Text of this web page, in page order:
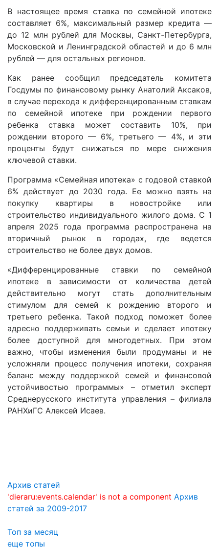
В настоящее время ставка по семейной ипотеке
составляет 6%, максимальный размер кредита —
до 12 млн рублей для Москвы, Санкт-Петербурга,
Московской и Ленинградской областей и до 6 млн
рублей — для остальных регионов.
Как ранее сообщил председатель комитета
Госдумы по финансовому рынку Анатолий Аксаков,
в случае перехода к дифференцированным ставкам
по семейной ипотеке при рождении первого
ребенка ставка может составить 10%, при
рождении второго — 6%, третьего — 4%, и эти
проценты будут снижаться по мере снижения
ключевой ставки.
Программа «Семейная ипотека» с годовой ставкой
6% действует до 2030 года. Ее можно взять на
покупку квартиры в новостройке или
строительство индивидуального жилого дома. С 1
апреля 2025 года программа распространена на
вторичный рынок в городах, где ведется
строительство не более двух домов.
«Дифференцированные ставки по семейной
ипотеке в зависимости от количества детей
действительно могут стать дополнительным
стимулом для семей к рождению второго и
третьего ребенка. Такой подход поможет более
адресно поддерживать семьи и сделает ипотеку
более доступной для многодетных. При этом
важно, чтобы изменения были продуманы и не
усложняли процесс получения ипотеки, сохраняя
баланс между поддержкой семей и финансовой
устойчивостью программы» – отметил эксперт
Среднерусского института управления – филиала
РАНХиГС Алексей Исаев.
Архив статей
'dieraru:events.calendar' is not a component Архив
статей за 2009-2017
Топ за месяц
еще топы